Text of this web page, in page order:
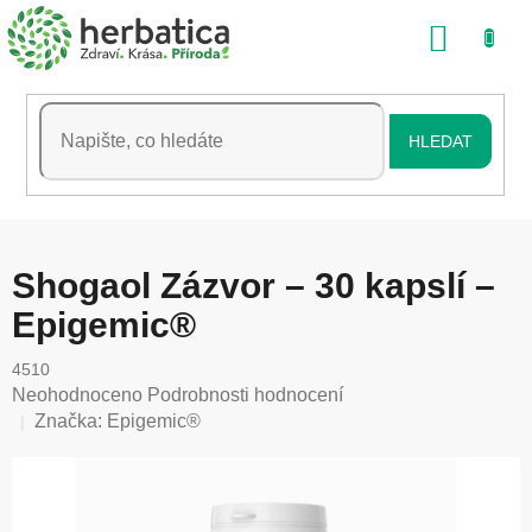
Přejít
na
obsah
HLEDAT
Shogaol Zázvor – 30 kapslí –
Epigemic®
4510
Průměrné
hodnocení
Neohodnoceno Podrobnosti hodnocení
Značka: Epigemic®